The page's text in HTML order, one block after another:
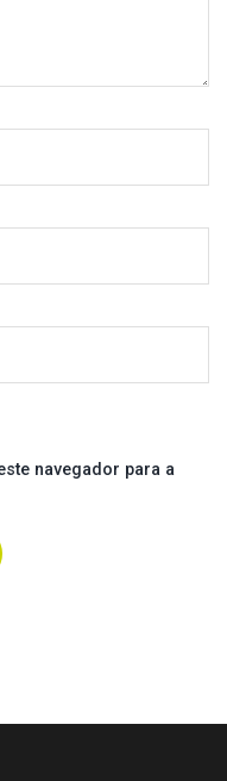
navegador para a